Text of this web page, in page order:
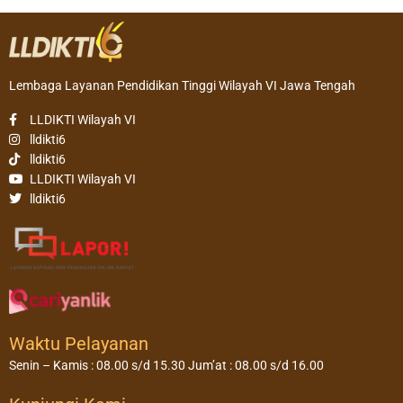
Lembaga Layanan Pendidikan Tinggi Wilayah VI Jawa Tengah
LLDIKTI Wilayah VI
lldikti6
lldikti6
LLDIKTI Wilayah VI
lldikti6
Waktu Pelayanan
Senin – Kamis : 08.00 s/d 15.30 Jum’at : 08.00 s/d 16.00